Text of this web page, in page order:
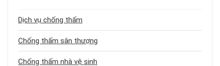
Dịch vụ chống thấm
Chống thấm sân thượng
Chống thấm nhà vệ sinh